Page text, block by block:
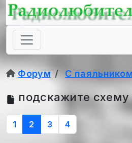
Форум С
подскажите
1 2 3 4